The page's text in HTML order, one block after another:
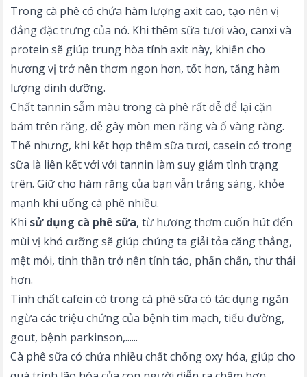
Trong cà phê có chứa hàm lượng axit cao, tạo nên vị
đắng đặc trưng của nó. Khi thêm sữa tươi vào, canxi và
protein sẽ giúp trung hòa tính axit này, khiến cho
hương vị trở nên thơm ngon hơn, tốt hơn, tăng hàm
lượng dinh dưỡng.
Chất tannin sẫm màu trong cà phê rất dễ để lại cặn
bám trên răng, dễ gây mòn men răng và ố vàng răng.
Thế nhưng, khi kết hợp thêm sữa tươi, casein có trong
sữa là liên kết với với tannin làm suy giảm tình trạng
trên. Giữ cho hàm răng của bạn vẫn trắng sáng, khỏe
mạnh khi uống cà phê nhiều.
Khi sử dụng cà phê sữa, từ hương thơm cuốn hút đến
mùi vị khó cưỡng sẽ giúp chúng ta giải tỏa căng thẳng,
mệt mỏi, tinh thần trở nên tỉnh táo, phấn chấn, thư thái
hơn.
Tinh chất cafein có trong cà phê sữa có tác dụng ngăn
ngừa các triệu chứng của bệnh tim mạch, tiểu đường,
gout, bệnh parkinson,......
Cà phê sữa có chứa nhiều chất chống oxy hóa, giúp cho